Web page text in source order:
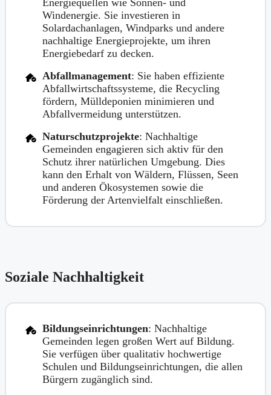
Windenergie. Sie investieren in
Solardachanlagen, Windparks und andere
nachhaltige Energieprojekte, um ihren
Energiebedarf zu decken.
Abfallmanagement: Sie haben effiziente
Abfallwirtschaftssysteme, die Recycling
fördern, Mülldeponien minimieren und
Abfallvermeidung unterstützen.
Naturschutzprojekte: Nachhaltige
Gemeinden engagieren sich aktiv für den
Schutz ihrer natürlichen Umgebung. Dies
kann den Erhalt von Wäldern, Flüssen, Seen
und anderen Ökosystemen sowie die
Förderung der Artenvielfalt einschließen.
Soziale Nachhaltigkeit
Bildungseinrichtungen: Nachhaltige
Gemeinden legen großen Wert auf Bildung.
Sie verfügen über qualitativ hochwertige
Schulen und Bildungseinrichtungen, die allen
Bürgern zugänglich sind.